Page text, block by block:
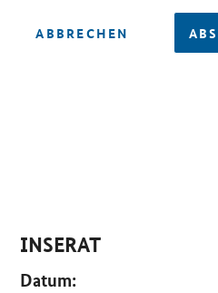
ABBRECHEN
INSERAT
Datum: